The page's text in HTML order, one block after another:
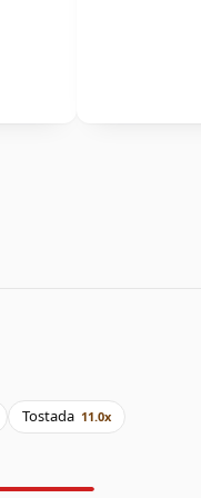
Tostada 11.0x